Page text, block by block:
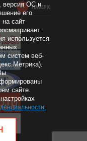
НАВЕРХ
версия ОС и
его
на сайт
используется
систем веб-
сайте.
.